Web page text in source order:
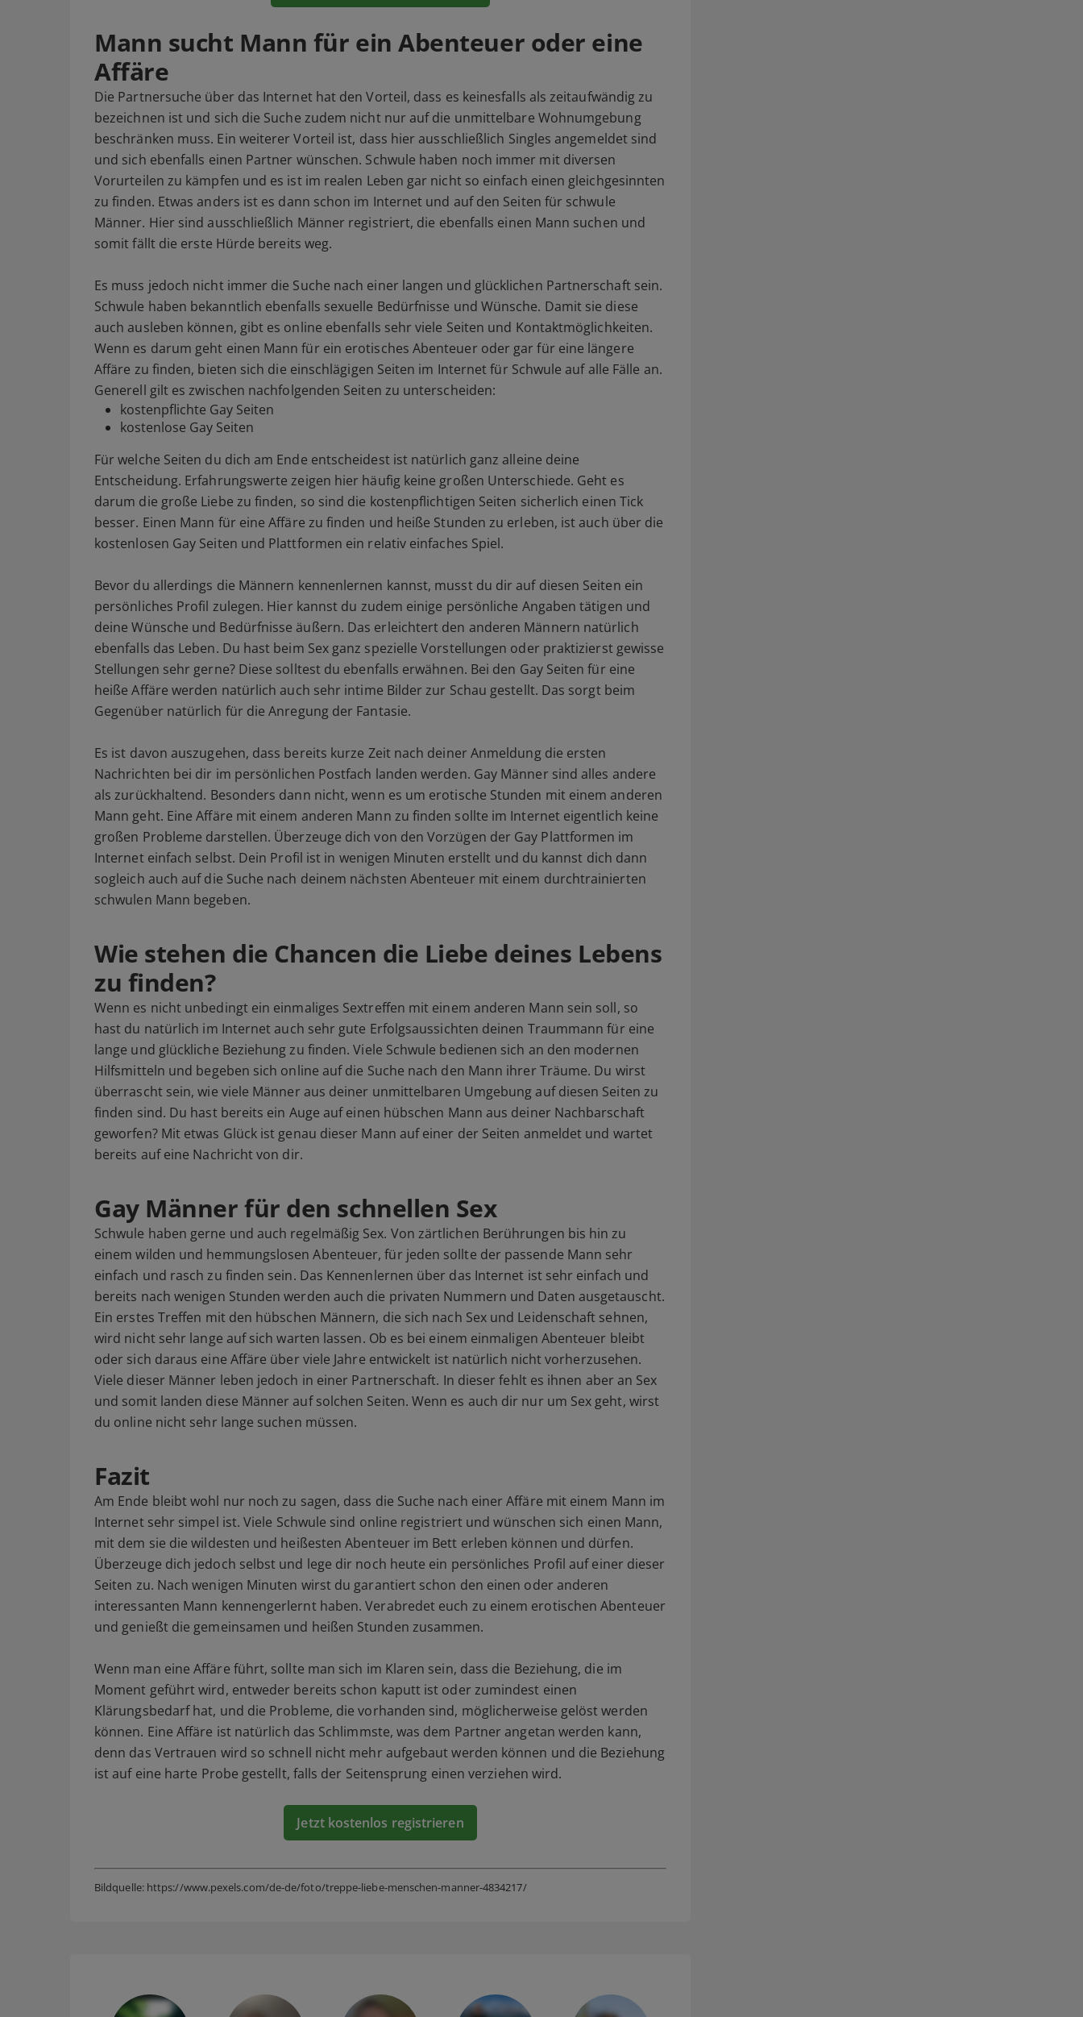
Mann sucht Mann für ein Abenteuer oder eine
Affäre
Die Partnersuche über das Internet hat den Vorteil, dass es keinesfalls als zeitaufwändig zu
bezeichnen ist und sich die Suche zudem nicht nur auf die unmittelbare Wohnumgebung
beschränken muss. Ein weiterer Vorteil ist, dass hier ausschließlich Singles angemeldet sind
und sich ebenfalls einen Partner wünschen. Schwule haben noch immer mit diversen
Vorurteilen zu kämpfen und es ist im realen Leben gar nicht so einfach einen gleichgesinnten
zu finden. Etwas anders ist es dann schon im Internet und auf den Seiten für schwule
Männer. Hier sind ausschließlich Männer registriert, die ebenfalls einen Mann suchen und
somit fällt die erste Hürde bereits weg.
Es muss jedoch nicht immer die Suche nach einer langen und glücklichen Partnerschaft sein.
Schwule haben bekanntlich ebenfalls sexuelle Bedürfnisse und Wünsche. Damit sie diese
auch ausleben können, gibt es online ebenfalls sehr viele Seiten und Kontaktmöglichkeiten.
Wenn es darum geht einen Mann für ein erotisches Abenteuer oder gar für eine längere
Affäre zu finden, bieten sich die einschlägigen Seiten im Internet für Schwule auf alle Fälle an.
Generell gilt es zwischen nachfolgenden Seiten zu unterscheiden:
kostenpflichte Gay Seiten
kostenlose Gay Seiten
Für welche Seiten du dich am Ende entscheidest ist natürlich ganz alleine deine
Entscheidung. Erfahrungswerte zeigen hier häufig keine großen Unterschiede. Geht es
darum die große Liebe zu finden, so sind die kostenpflichtigen Seiten sicherlich einen Tick
besser. Einen Mann für eine Affäre zu finden und heiße Stunden zu erleben, ist auch über die
kostenlosen Gay Seiten und Plattformen ein relativ einfaches Spiel.
Bevor du allerdings die Männern kennenlernen kannst, musst du dir auf diesen Seiten ein
persönliches Profil zulegen. Hier kannst du zudem einige persönliche Angaben tätigen und
deine Wünsche und Bedürfnisse äußern. Das erleichtert den anderen Männern natürlich
ebenfalls das Leben. Du hast beim Sex ganz spezielle Vorstellungen oder praktizierst gewisse
Stellungen sehr gerne? Diese solltest du ebenfalls erwähnen. Bei den Gay Seiten für eine
heiße Affäre werden natürlich auch sehr intime Bilder zur Schau gestellt. Das sorgt beim
Gegenüber natürlich für die Anregung der Fantasie.
Es ist davon auszugehen, dass bereits kurze Zeit nach deiner Anmeldung die ersten
Nachrichten bei dir im persönlichen Postfach landen werden. Gay Männer sind alles andere
als zurückhaltend. Besonders dann nicht, wenn es um erotische Stunden mit einem anderen
Mann geht. Eine Affäre mit einem anderen Mann zu finden sollte im Internet eigentlich keine
großen Probleme darstellen. Überzeuge dich von den Vorzügen der Gay Plattformen im
Internet einfach selbst. Dein Profil ist in wenigen Minuten erstellt und du kannst dich dann
sogleich auch auf die Suche nach deinem nächsten Abenteuer mit einem durchtrainierten
schwulen Mann begeben.
Wie stehen die Chancen die Liebe deines Lebens
zu finden?
Wenn es nicht unbedingt ein einmaliges Sextreffen mit einem anderen Mann sein soll, so
hast du natürlich im Internet auch sehr gute Erfolgsaussichten deinen Traummann für eine
lange und glückliche Beziehung zu finden. Viele Schwule bedienen sich an den modernen
Hilfsmitteln und begeben sich online auf die Suche nach den Mann ihrer Träume. Du wirst
überrascht sein, wie viele Männer aus deiner unmittelbaren Umgebung auf diesen Seiten zu
finden sind. Du hast bereits ein Auge auf einen hübschen Mann aus deiner Nachbarschaft
geworfen? Mit etwas Glück ist genau dieser Mann auf einer der Seiten anmeldet und wartet
bereits auf eine Nachricht von dir.
Gay Männer für den schnellen Sex
Schwule haben gerne und auch regelmäßig Sex. Von zärtlichen Berührungen bis hin zu
einem wilden und hemmungslosen Abenteuer, für jeden sollte der passende Mann sehr
einfach und rasch zu finden sein. Das Kennenlernen über das Internet ist sehr einfach und
bereits nach wenigen Stunden werden auch die privaten Nummern und Daten ausgetauscht.
Ein erstes Treffen mit den hübschen Männern, die sich nach Sex und Leidenschaft sehnen,
wird nicht sehr lange auf sich warten lassen. Ob es bei einem einmaligen Abenteuer bleibt
oder sich daraus eine Affäre über viele Jahre entwickelt ist natürlich nicht vorherzusehen.
Viele dieser Männer leben jedoch in einer Partnerschaft. In dieser fehlt es ihnen aber an Sex
und somit landen diese Männer auf solchen Seiten. Wenn es auch dir nur um Sex geht, wirst
du online nicht sehr lange suchen müssen.
Fazit
Am Ende bleibt wohl nur noch zu sagen, dass die Suche nach einer Affäre mit einem Mann im
Internet sehr simpel ist. Viele Schwule sind online registriert und wünschen sich einen Mann,
mit dem sie die wildesten und heißesten Abenteuer im Bett erleben können und dürfen.
Überzeuge dich jedoch selbst und lege dir noch heute ein persönliches Profil auf einer dieser
Seiten zu. Nach wenigen Minuten wirst du garantiert schon den einen oder anderen
interessanten Mann kennengerlernt haben. Verabredet euch zu einem erotischen Abenteuer
und genießt die gemeinsamen und heißen Stunden zusammen.
Wenn man eine Affäre führt, sollte man sich im Klaren sein, dass die Beziehung, die im
Moment geführt wird, entweder bereits schon kaputt ist oder zumindest einen
Klärungsbedarf hat, und die Probleme, die vorhanden sind, möglicherweise gelöst werden
können. Eine Affäre ist natürlich das Schlimmste, was dem Partner angetan werden kann,
denn das Vertrauen wird so schnell nicht mehr aufgebaut werden können und die Beziehung
ist auf eine harte Probe gestellt, falls der Seitensprung einen verziehen wird.
Jetzt kostenlos registrieren
Bildquelle: https://www.pexels.com/de-de/foto/treppe-liebe-menschen-manner-4834217/